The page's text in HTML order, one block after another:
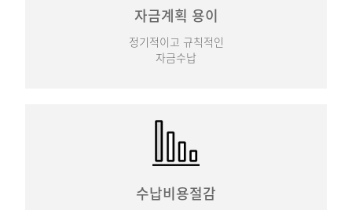
자금계획 용이
정기적이고 규칙적인
자금수납
수납비용절감